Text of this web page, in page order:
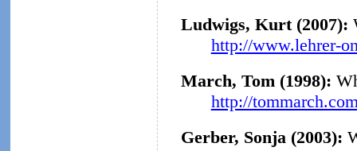
Ludwigs, Kurt (2007):
http://www.lehrer-
March, Tom (1998):
http://
Gerber, Sonja (2003):